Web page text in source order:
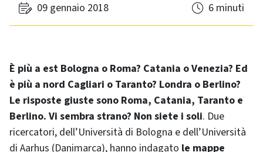
09 gennaio 2018 6 minuti
È più a est Bologna o Roma? Catania o Venezia? Ed
è più a nord Cagliari o Taranto? Londra o Berlino?
Le risposte giuste sono Roma, Catania, Taranto e
Berlino. Vi sembra strano? Non siete i soli. Due
ricercatori, dell’Università di Bologna e dell’Università
di Aarhus (Danimarca), hanno indagato le mappe